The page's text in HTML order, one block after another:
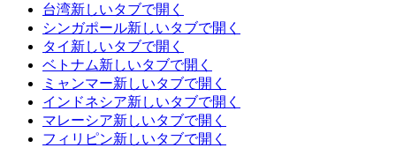
台湾新しいタブで開く
シンガポール新しいタブで開く
タイ 新しいタブで開く
ベトナム新しいタブで開く
ミャンマー新しいタブで開く
インドネシア新しいタブで開く
マレーシア新しいタブで開く
フィリピン新しいタブで開く